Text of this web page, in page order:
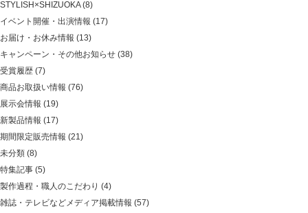
STYLISH×SHIZUOKA(8)
イベント開催・出演情報 (17)
お届け・お休み情報 (13)
キャンペーン・その他お知らせ (38)
受賞履歴 (7)
商品お取扱い情報 (76)
展示会情報 (19)
新製品情報 (17)
期間限定販売情報 (21)
未分類 (8)
特集記事 (5)
製作過程・職人のこだわり (4)
雑誌・テレビなどメディア掲載情報 (57)